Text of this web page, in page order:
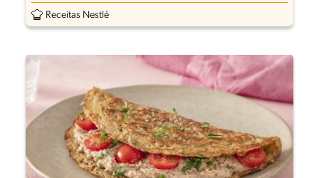
Receitas Nestlé